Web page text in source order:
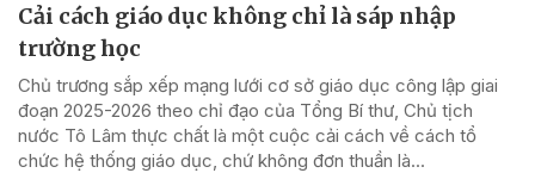
Cải cách giáo dục không chỉ là sáp nhập
trường học
Chủ trương sắp xếp mạng lưới cơ sở giáo dục công lập giai
đoạn 2025-2026 theo chỉ đạo của Tổng Bí thư, Chủ tịch
nước Tô Lâm thực chất là một cuộc cải cách về cách tổ
chức hệ thống giáo dục, chứ không đơn thuần là...